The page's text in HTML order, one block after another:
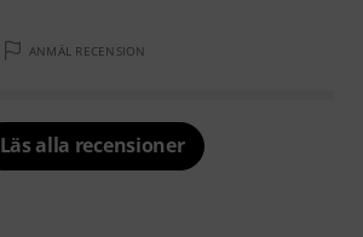
ANMÄL RECENSION
Läs alla recensioner